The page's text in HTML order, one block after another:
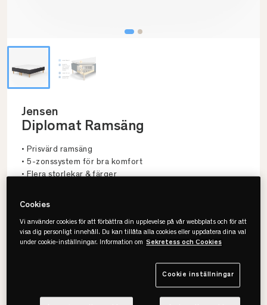
Jensen
Diplomat Ramsäng
• Prisvärd ramsäng
• 5-zonssystem för bra komfort
• Flera storlekar & färger
Välj storlek
105x200
Cookies
Vi använder cookies för att förbättra din upplevelse på vår webbplats och för att
visa dig personligt innehåll. Du kan tillåta alla cookies eller uppdatera dina val
under cookie-inställningar. Information om Sekretess och Cookies
Cookie inställningar